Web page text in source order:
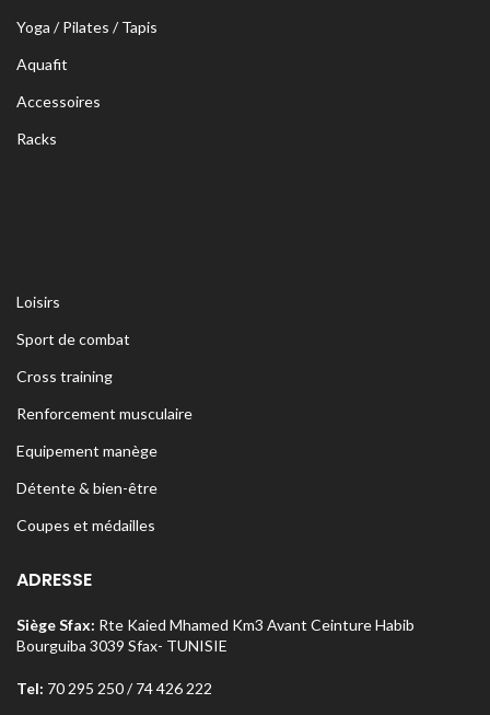
Yoga / Pilates / Tapis
Aquafit
Accessoires
Racks
Loisirs
Sport de combat
Cross training
Renforcement musculaire
Equipement manège
Détente & bien-être
Coupes et médailles
ADRESSE
Siège Sfax: Rte Kaied Mhamed Km3 Avant Ceinture Habib
Bourguiba 3039 Sfax- TUNISIE
Tel: 70 295 250 / 74 426 222